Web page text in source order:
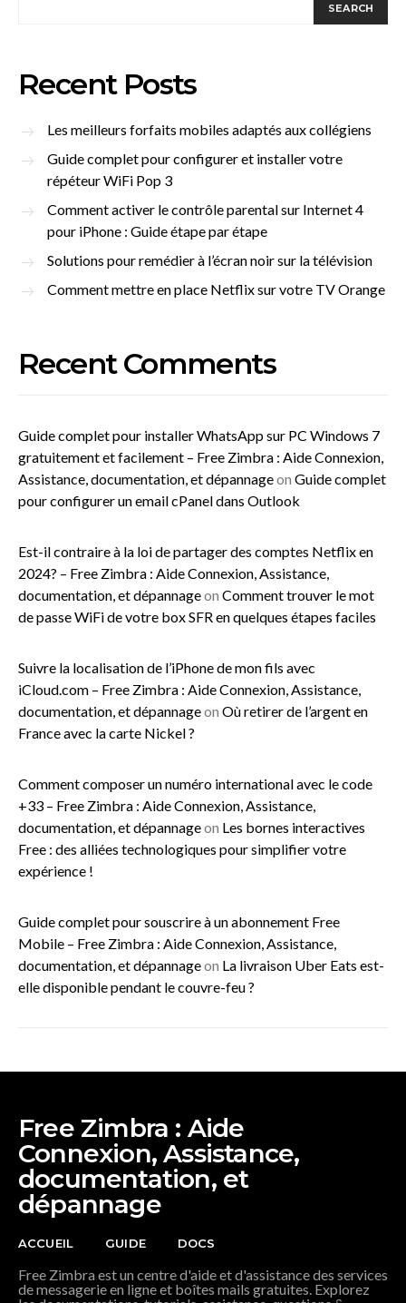
SEARCH
Recent Posts
Les meilleurs forfaits mobiles adaptés aux collégiens
Guide complet pour configurer et installer votre
répéteur WiFi Pop 3
Comment activer le contrôle parental sur Internet 4
pour iPhone : Guide étape par étape
Solutions pour remédier à l’écran noir sur la télévision
Comment mettre en place Netflix sur votre TV Orange
Recent Comments
Guide complet pour installer WhatsApp sur PC Windows 7
gratuitement et facilement – Free Zimbra : Aide Connexion,
Assistance, documentation, et dépannageon Guide complet
pour configurer un email cPanel dans Outlook
Est-il contraire à la loi de partager des comptes Netflix en
2024? – Free Zimbra : Aide Connexion, Assistance,
documentation, et dépannageon Comment trouver le mot
de passe WiFi de votre box SFR en quelques étapes faciles
Suivre la localisation de l’iPhone de mon fils avec
iCloud.com – Free Zimbra : Aide Connexion, Assistance,
documentation, et dépannageon Où retirer de l’argent en
France avec la carte Nickel ?
Comment composer un numéro international avec le code
+33 – Free Zimbra : Aide Connexion, Assistance,
documentation, et dépannageon Les bornes interactives
Free : des alliées technologiques pour simplifier votre
expérience !
Guide complet pour souscrire à un abonnement Free
Mobile – Free Zimbra : Aide Connexion, Assistance,
documentation, et dépannageon La livraison Uber Eats est-
elle disponible pendant le couvre-feu ?
Free Zimbra : Aide
Connexion, Assistance,
documentation, et
dépannage
ACCUEIL GUIDE DOCS
Free Zimbra est un centre d'aide et d'assistance des services
de messagerie en ligne et boîtes mails gratuites. Explorez